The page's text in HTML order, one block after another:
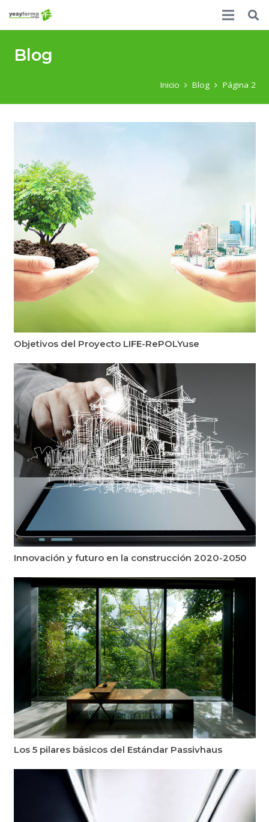
Blog
Inicio Blog Página 2
Objetivos del Proyecto LIFE-RePOLYuse
Innovación y futuro en la construcción 2020-2050
Los 5 pilares básicos del Estándar Passivhaus